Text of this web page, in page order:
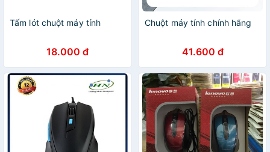
Tấm lót chuột máy tính
18.000 đ
Chuột máy tính chính hãng
41.600 đ